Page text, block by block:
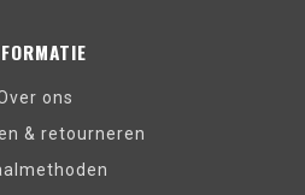
ons
& retourneren